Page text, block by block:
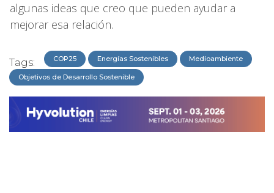
algunas ideas que creo que pueden ayudar a
mejorar esa relación.
Tags: COP25 Energías Sostenibles Medioambiente
Objetivos de Desarrollo Sostenible